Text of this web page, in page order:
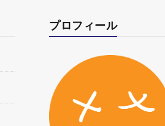
プロフィール